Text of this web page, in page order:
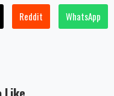
Reddit WhatsApp